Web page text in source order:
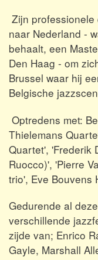
Zijn
naar Nederland -
behaalt, een
Den Haag - om
Brussel waar hij
Belgische
Optredens met:
Thielemans
Quartet', 'Frederik
Ruocco)', 'Pierre
trio', Eve Bouvens
Gedurende al
verschillende
zijde van; Enrico
Gayle, Marshall